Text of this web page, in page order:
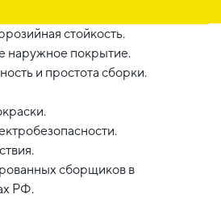
стойкость.
наружное покрытие.
и простота сборки.
сборщиков в
РФ.